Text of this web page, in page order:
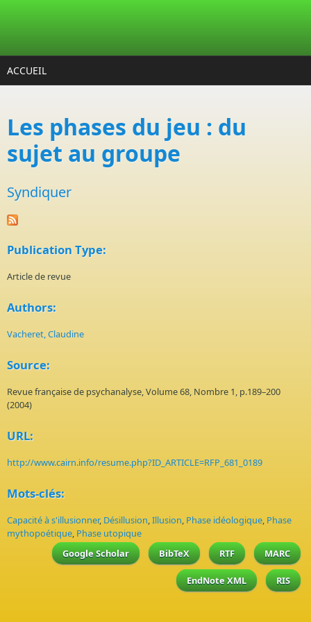
ACCUEIL
Les phases du jeu : du
sujet au groupe
Syndiquer
Publication Type:
Article de revue
Authors:
Vacheret, Claudine
Source:
Revue française de psychanalyse, Volume 68, Nombre 1, p.189–200
(2004)
URL:
http://www.cairn.info/resume.php?ID_ARTICLE=RFP_681_0189
Mots-clés:
Capacité à s'illusionner, Désillusion,Illusion, Phase idéologique, Phase
mythopoétique, Phase utopique
Google Scholar
BibTeX RTF MARC
EndNote XML RIS